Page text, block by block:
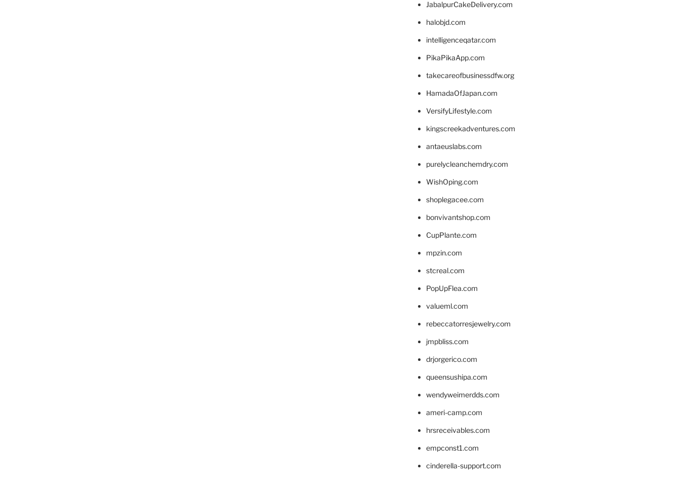
JabalpurCakeDelivery.com
halobjd.com
intelligenceqatar.com
PikaPikaApp.com
takecareofbusinessdfw.org
HamadaOfJapan.com
VersifyLifestyle.com
kingscreekadventures.com
antaeuslabs.com
purelycleanchemdry.com
WishOping.com
shoplegacee.com
bonvivantshop.com
CupPlante.com
mpzin.com
stcreal.com
PopUpFlea.com
valueml.com
rebeccatorresjewelry.com
jmpbliss.com
drjorgerico.com
queensushipa.com
wendyweimerdds.com
ameri-camp.com
hrsreceivables.com
empconst1.com
cinderella-support.com